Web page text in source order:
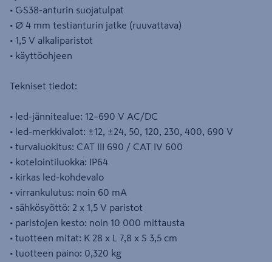
• GS38-anturin suojatulpat
• Ø 4 mm testianturin jatke (ruuvattava)
• 1,5 V alkaliparistot
• käyttöohjeen
Tekniset tiedot:
• led-jännitealue: 12–690 V AC/DC
• led-merkkivalot: ±12, ±24, 50, 120, 230, 400, 690 V
• turvaluokitus: CAT III 690 / CAT IV 600
• kotelointiluokka: IP64
• kirkas led-kohdevalo
• virrankulutus: noin 60 mA
• sähkösyöttö: 2 x 1,5 V paristot
• paristojen kesto: noin 10 000 mittausta
• tuotteen mitat: K 28 x L 7,8 x S 3,5 cm
• tuotteen paino: 0,320 kg